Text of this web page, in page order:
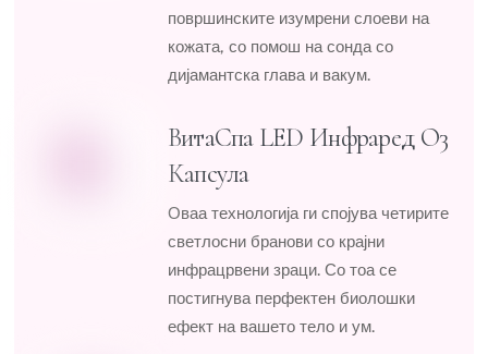
површинските изумрени слоеви на
кожата, со помош на сонда со
дијамантска глава и вакум.
ВитаСпа LED Инфраред О3
Капсула
Оваа технологија ги спојува четирите
светлосни бранови со крајни
инфрацрвени зраци. Со тоа се
постигнува перфектен биолошки
ефект на вашето тело и ум.